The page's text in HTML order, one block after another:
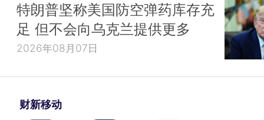
特朗普坚称美国防空弹药库存充
足 但不会向乌克兰提供更多
2026年08月07日
财新移动